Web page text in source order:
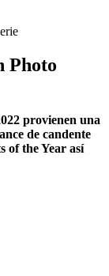
Photo
provienen una
de candente
of the Year así